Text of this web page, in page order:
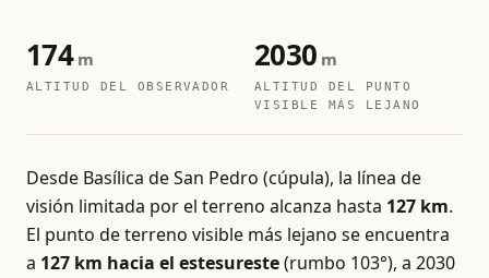
174m
ALTITUD DEL OBSERVADOR
2030 m
ALTITUD DEL PUNTO
VISIBLE MÁS LEJANO
Desde Basílica de San Pedro (cúpula), la línea de
visión limitada por el terreno alcanza hasta 127 km.
El punto de terreno visible más lejano se encuentra
a 127 km hacia el estesureste(rumbo 103°), a 2030